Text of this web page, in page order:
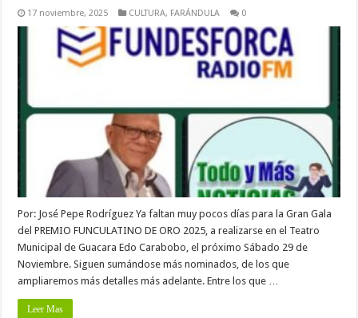
17 noviembre, 2025 CULTURA, FARÁNDULA 0
Por: José Pepe Rodríguez Ya faltan muy pocos días para la Gran Gala
del PREMIO FUNCULATINO DE ORO 2025, a realizarse en el Teatro
Municipal de Guacara Edo Carabobo, el próximo Sábado 29 de
Noviembre. Siguen sumándose más nominados, de los que
ampliaremos más detalles más adelante. Entre los que …
Leer Mas